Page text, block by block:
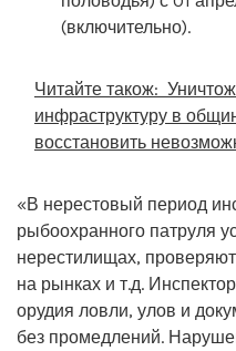
(включительно).
Читайте також:
инфраструктуру в
восстановить
«В нерестовый период
рыбоохранного патруля
нерестилищах,
на рынках и т.д.
орудия ловли, улов и
без промедлений.